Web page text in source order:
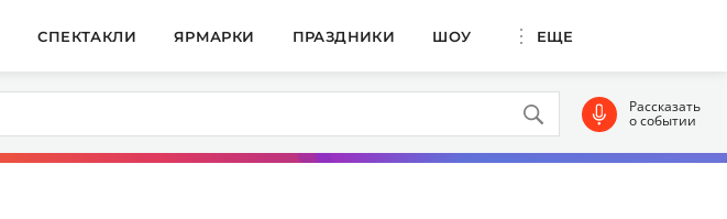
СПЕКТАКЛИ ЯРМАРКИ ПРАЗДНИКИ ШОУ ЕЩЕ
Рассказать
о событии